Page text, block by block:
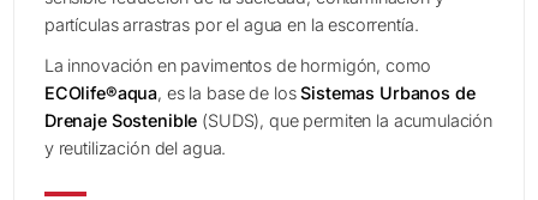
partículas arrastras por el agua en la escorrentía.
La innovación en pavimentos de hormigón, como
ECOlife®aqua, es la base de losSistemas Urbanos de
Drenaje Sostenible (SUDS), que permiten la acumulación
y reutilización del agua.